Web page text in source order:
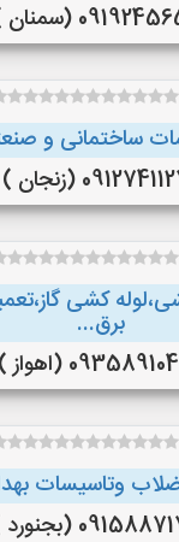
(سمنان )
ساختمانی و
(زنجان )
کشی
برق...
(اهواز )
وتاسیسات
(بجنورد )